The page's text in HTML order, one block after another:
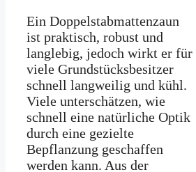
Ein Doppelstabmattenzaun
ist praktisch, robust und
langlebig, jedoch wirkt er für
viele Grundstücksbesitzer
schnell langweilig und kühl.
Viele unterschätzen, wie
schnell eine natürliche Optik
durch eine gezielte
Bepflanzung geschaffen
werden kann. Aus der